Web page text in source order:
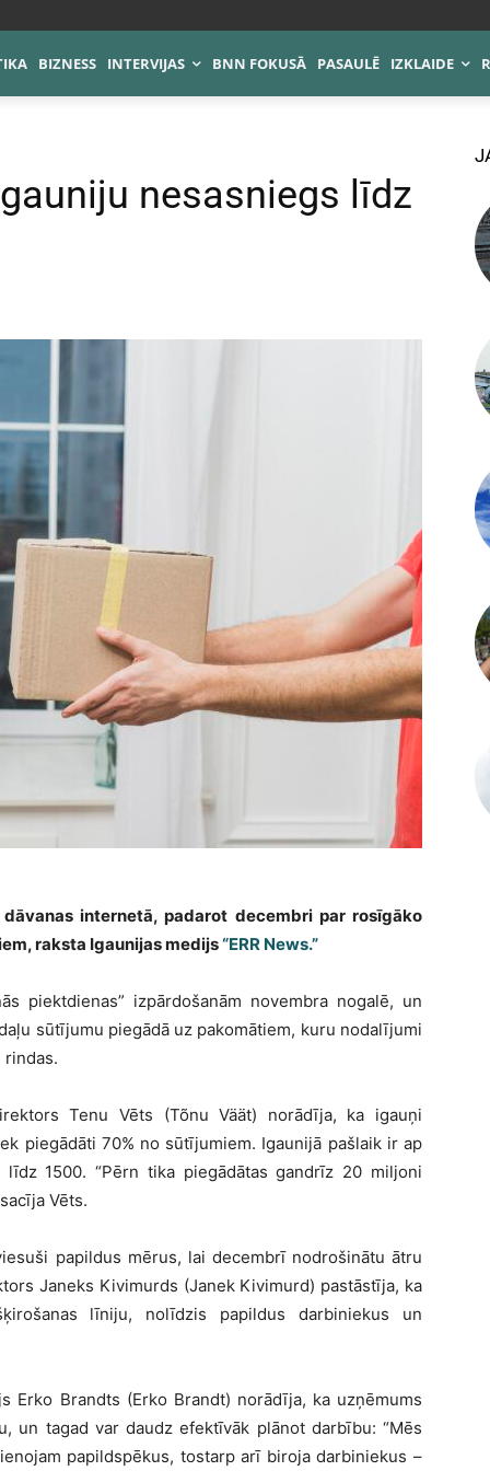
BIZNESS INTERVIJAS BNN FOKUSĀ PASAULĒ IZKLAIDE
nesasniegs līdz
internetā, padarot decembri par rosīgāko
raksta Igaunijas medijs“ERR News.”
piektdienas” izpārdošanām novembra nogalē, un
sūtījumu piegādā uz pakomātiem, kuru nodalījumi
Tenu Vēts (Tõnu Väät) norādīja, ka igauņi
piegādāti 70% no sūtījumiem. Igaunijā pašlaik ir ap
1500. “Pērn tika piegādātas gandrīz 20 miljoni
Vēts.
papildus mērus, lai decembrī nodrošinātu ātru
Janeks Kivimurds (Janek Kivimurd) pastāstīja, ka
līniju, nolīdzis papildus darbiniekus un
Erko Brandts (Erko Brandt) norādīja, ka uzņēmums
un tagad var daudz efektīvāk plānot darbību: “Mēs
papildspēkus, tostarp arī biroja darbiniekus –